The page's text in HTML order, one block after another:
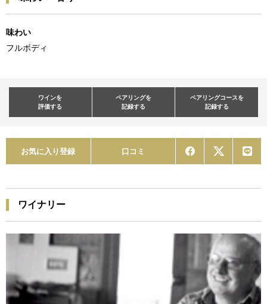
味わい
フルボディ
ワインを
評価する
ペアリングを
記録する
ペアリングコースを
記録する
お気に入り登録 口コミ
ワイナリー